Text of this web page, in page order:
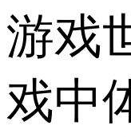
游戏
戏中